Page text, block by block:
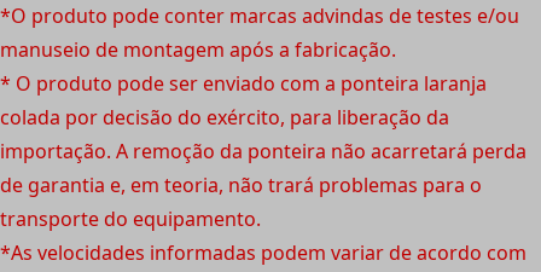
*O produto pode conter marcas advindas de testes e/ou
manuseio de montagem após a fabricação.
* O produto pode ser enviado com a ponteira laranja
colada por decisão do exército, para liberação da
importação. A remoção da ponteira não acarretará perda
de garantia e, em teoria, não trará problemas para o
transporte do equipamento.
*As velocidades informadas podem variar de acordo com